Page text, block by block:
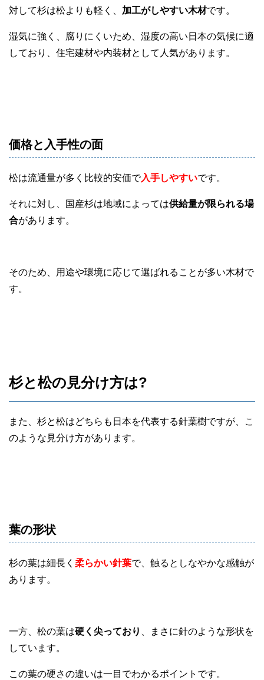
対して杉は松よりも軽く、 加工がしやすい木材です。
湿気に強く、腐りにくいため、湿度の高い日本の気候に適
しており、住宅建材や内装材として人気があります。
価格と入手性の面
松は流通量が多く比較的安価で入手しやすいです。
それに対し、国産杉は地域によっては供給量が限られる場
合があります。
そのため、用途や環境に応じて選ばれることが多い木材で
す。
杉と松の見分け方は?
また、杉と松はどちらも日本を代表する針葉樹ですが、こ
のような見分け方があります。
葉の形状
杉の葉は細長く 柔らかい針葉で、触るとしなやかな感触が
あります。
一方、松の葉は硬く尖っており
、まさに針のような形状を
しています。
この葉の硬さの違いは一目でわかるポイントです。